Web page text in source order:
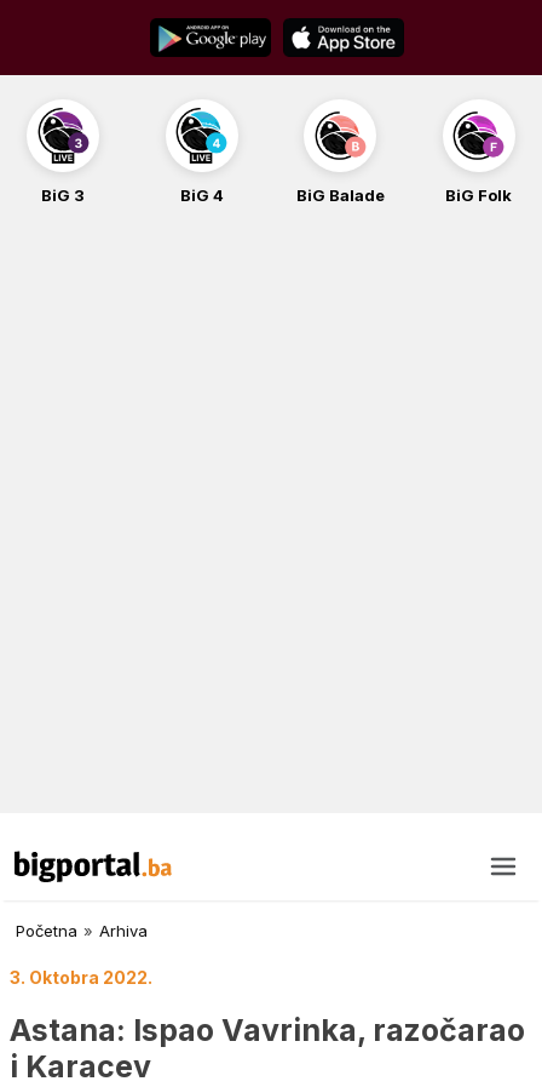
content
BiG 3 BiG 4 BiG Balade BiG Folk
Početna » Arhiva
3. Oktobra 2022.
Astana: Ispao Vavrinka, razočarao
i Karacev